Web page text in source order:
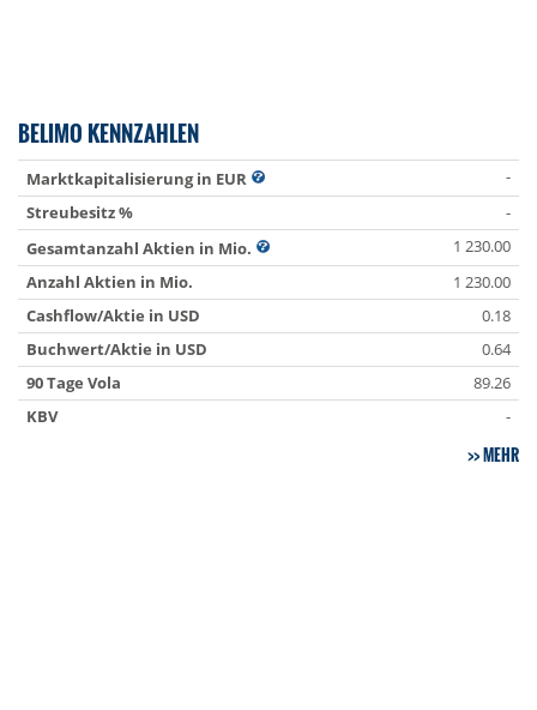
BELIMO KENNZAHLEN
Marktkapitalisierung in EUR
-
Streubesitz %
-
Gesamtanzahl Aktien in Mio.
1 230.00
Anzahl Aktien in Mio.
1 230.00
Cashflow/Aktie in USD
0.18
Buchwert/Aktie in USD
0.64
90 Tage Vola
89.26
KBV
-
MEHR